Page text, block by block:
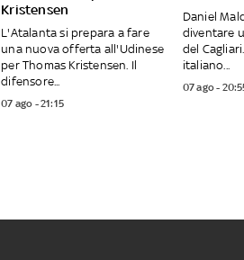
Kristensen
L'Atalanta si prepara a fare
una nuova offerta all'Udinese
per Thomas Kristensen. Il
difensore...
07 ago - 21:15
Daniel
diventare
del
italiano...
07 ago -